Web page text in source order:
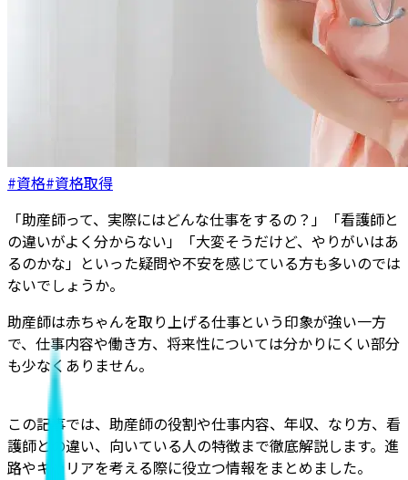
#資格#資格取得
「助産師って、実際にはどんな仕事をするの？」「看護師と
の違いがよく分からない」「大変そうだけど、やりがいはあ
るのかな」といった疑問や不安を感じている方も多いのでは
ないでしょうか。
助産師は赤ちゃんを取り上げる仕事という印象が強い一方
で、仕事内容や働き方、将来性については分かりにくい部分
も少なくありません。
この記事では、助産師の役割や仕事内容、年収、なり方、看
護師との違い、向いている人の特徴まで徹底解説します。進
路やキャリアを考える際に役立つ情報をまとめ ました。